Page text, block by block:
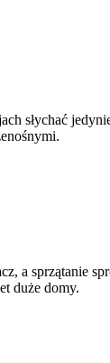
słychać
a sprzątanie
duże domy.